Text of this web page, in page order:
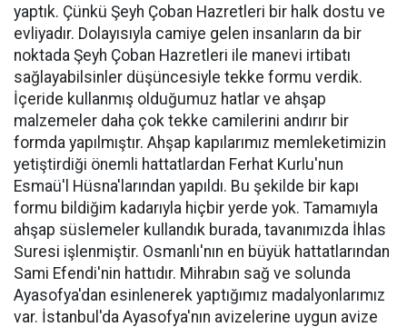
yaptık. Çünkü Şeyh Çoban Hazretleri bir halk dostu ve
evliyadır. Dolayısıyla camiye gelen insanların da bir
noktada Şeyh Çoban Hazretleri ile manevi irtibatı
sağlayabilsinler düşüncesiyle tekke formu verdik.
İçeride kullanmış olduğumuz hatlar ve ahşap
malzemeler daha çok tekke camilerini andırır bir
formda yapılmıştır. Ahşap kapılarımız memleketimizin
yetiştirdiği önemli hattatlardan Ferhat Kurlu'nun
Esmaü'l Hüsna'larından yapıldı. Bu şekilde bir kapı
formu bildiğim kadarıyla hiçbir yerde yok. Tamamıyla
ahşap süslemeler kullandık burada, tavanımızda İhlas
Suresi işlenmiştir. Osmanlı'nın en büyük hattatlarından
Sami Efendi'nin hattıdır. Mihrabın sağ ve solunda
Ayasofya'dan esinlenerek yaptığımız madalyonlarımız
var. İstanbul'da Ayasofya'nın avizelerine uygun avize